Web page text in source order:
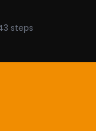
steps